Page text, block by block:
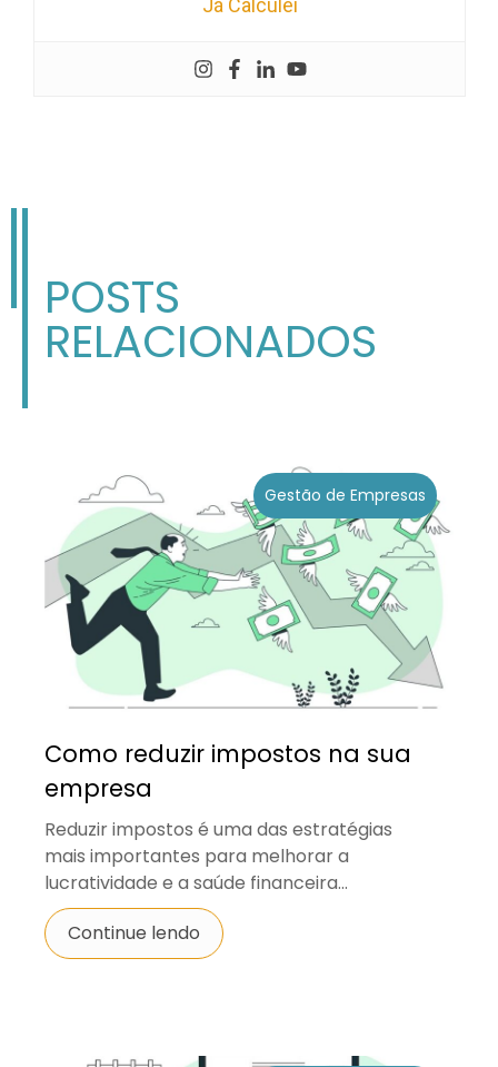
Já Calculei
POSTS
RELACIONADOS
Gestão de Empresas
Como reduzir impostos na sua
empresa
Reduzir impostos é uma das estratégias
mais importantes para melhorar a
lucratividade e a saúde financeira...
Continue lendo